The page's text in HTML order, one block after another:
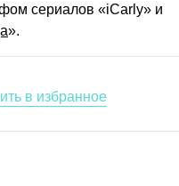
сериалов «iCarly» и
».